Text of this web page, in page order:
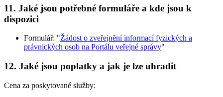
11. Jaké jsou potřebné formuláře a kde jsou k
dispozici
Formulář: "Žádost o zveřejnění informací fyzických a
právnických osob na Portálu veřejné správy"
12. Jaké jsou poplatky a jak je lze uhradit
Cena za poskytované služby: